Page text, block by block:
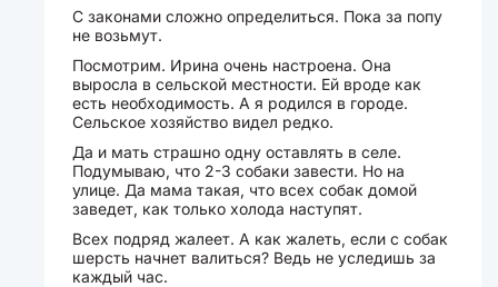
С законами сложно определиться. Пока за попу
не возьмут.
Посмотрим. Ирина очень настроена. Она
выросла в сельской местности. Ей вроде как
есть необходимость. А я родился в городе.
Сельское хозяйство видел редко.
Да и мать страшно одну оставлять в селе.
Подумываю, что 2-3 собаки завести. Но на
улице. Да мама такая, что всех собак домой
заведет, как только холода наступят.
Всех подряд жалеет. А как жалеть, если с собак
шерсть начнет валиться? Ведь не уследишь за
каждый час.